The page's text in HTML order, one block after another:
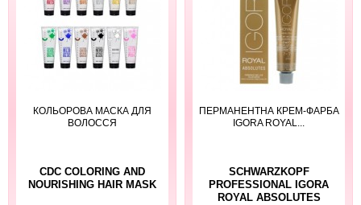
КОЛЬОРОВА МАСКА ДЛЯ
ВОЛОССЯ
CDC COLORING AND
NOURISHING HAIR MASK
ПЕРМАНЕНТНА КРЕМ-ФАРБА
IGORA ROYAL...
SCHWARZKOPF
PROFESSIONAL IGORA
ROYAL ABSOLUTES